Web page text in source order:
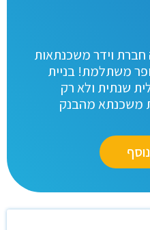
וידר משכנתאות
משתלמת! בניית
שנתית ולא רק
מהבנק